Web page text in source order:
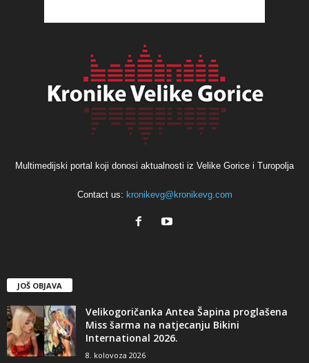
Multimedijski portal koji donosi aktualnosti iz Velike Gorice i Turopolja
Contact us: kronikevg@kronikevg.com
JOŠ OBJAVA
Velikogoričanka Antea Šapina proglašena
Miss šarma na natjecanju Bikini
International 2026.
8. kolovoza 2026